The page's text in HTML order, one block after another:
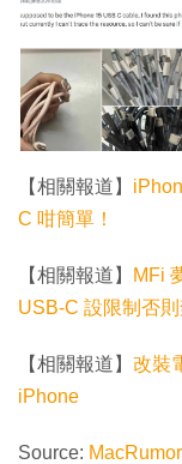
【相關報道】
C 咁簡單！
【相關報道】
MFi
USB-C 設限制否則
【相關報道】 改裝
iPhone
Source: